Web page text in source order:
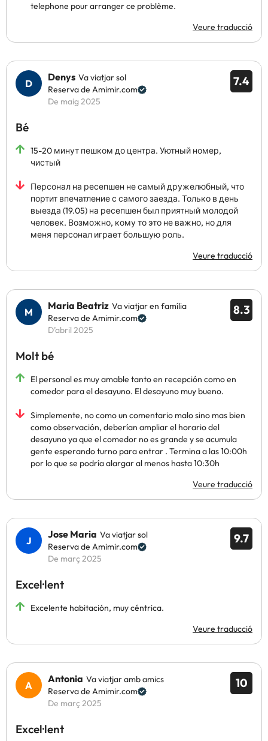
telephone pour arranger ce problème.
Veure traducció
7.4
Denys Va viatjar sol
Reserva de Amimir.com
De maig 2025
Bé
15-20 минут пешком до центра. Уютный номер,
чистый
Персонал на ресепшен не самый дружелюбный, что
портит впечатление с самого заезда. Только в день
выезда (19.05) на ресепшен был приятный молодой
человек. Возможно, кому то это не важно, но для
меня персонал играет большую роль.
Veure traducció
8.3
Maria Beatriz Va viatjar en família
Reserva de Amimir.com
D’abril 2025
Molt bé
El personal es muy amable tanto en recepción como en
comedor para el desayuno. El desayuno muy bueno.
Simplemente, no como un comentario malo sino mas bien
como observación, deberían ampliar el horario del
desayuno ya que el comedor no es grande y se acumula
gente esperando turno para entrar . Termina a las 10:00h
por lo que se podría alargar al menos hasta 10:30h
Veure traducció
9.7
Jose Maria Va viatjar sol
Reserva de Amimir.com
De març 2025
Excel·lent
Excelente habitación, muy céntrica.
Veure traducció
10
Antonia Va viatjar amb amics
Reserva de Amimir.com
De març 2025
Excel·lent